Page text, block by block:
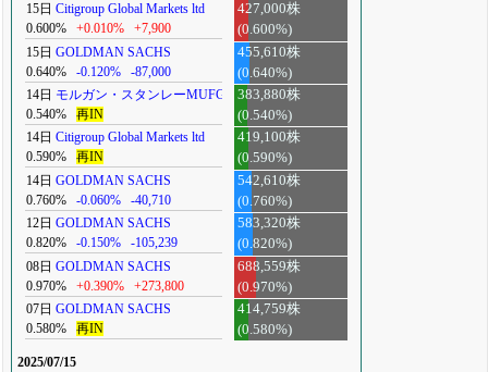
15日 Citigroup Global Markets ltd
0.600%
+0.010% +7,900
427,000株
(0.600%)
15日 GOLDMAN SACHS
0.640%
-0.120% -87,000
455,610株
(0.640%)
14日 モルガン・スタンレーMUFG
0.540%
再IN
383,880株
(0.540%)
14日 Citigroup Global Markets ltd
0.590%
再IN
419,100株
(0.590%)
14日 GOLDMAN SACHS
0.760%
-0.060% -40,710
542,610株
(0.760%)
12日 GOLDMAN SACHS
0.820%
-0.150% -105,239
583,320株
(0.820%)
08日 GOLDMAN SACHS
0.970%
+0.390% +273,800
688,559株
(0.970%)
07日 GOLDMAN SACHS
0.580%
再IN
414,759株
(0.580%)
2025/07/15